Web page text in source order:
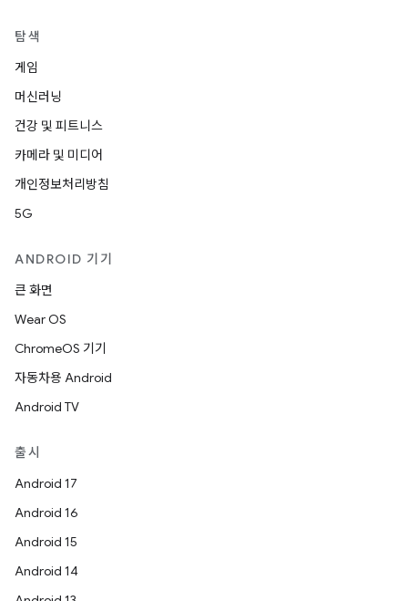
탐색
게임
머신러닝
건강 및 피트니스
카메라 및 미디어
개인정보처리방침
5G
ANDROID 기기
큰 화면
Wear OS
ChromeOS 기기
자동차용 Android
Android TV
출시
Android 17
Android 16
Android 15
Android 14